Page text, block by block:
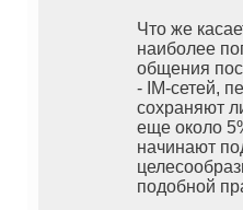
Что же
наиболее
общения
- IM-сетей,
сохраняют
еще около
начинают
подобной